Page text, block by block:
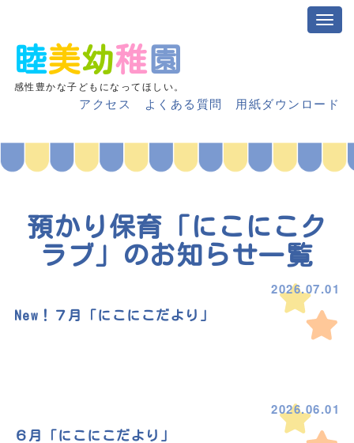
睦美幼稚 園
感性豊かな子どもになってほしい。
アクセス よくある質問 用紙ダウンロード
預かり保育「にこにこク
ラブ」のお知らせ一覧
2026.07.01
New！７月「にこにこだより」
2026.06.01
６月「にこにこだより」